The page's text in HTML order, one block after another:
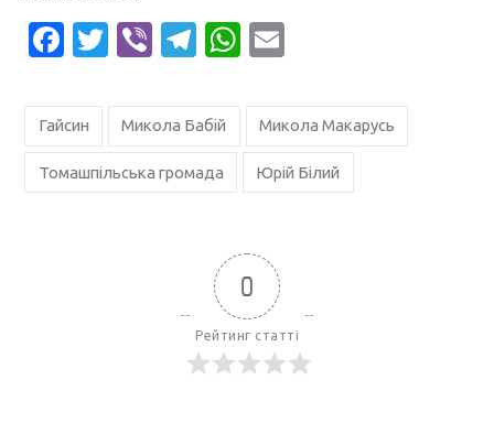
Facebook
Twitter
ViberTelegram
WhatsApp
Гайсин Микола Бабій Микола Макарусь
Томашпільська громада Юрій Білий
0
Рейтинг статті